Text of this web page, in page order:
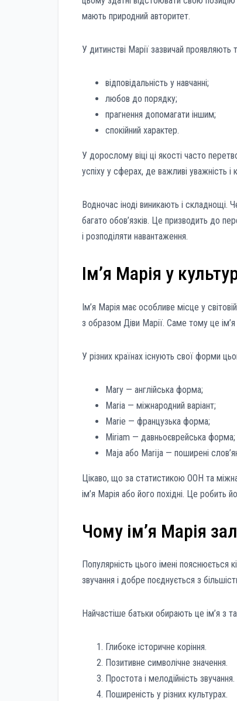
мають природний авторитет.
У дитинстві Марії зазвичай проявляють
відповідальність у навчанні;
любов до порядку;
прагнення допомагати іншим;
спокійний характер.
У дорослому віці ці якості часто
успіху у сферах, де важливі уважність і
Водночас іноді виникають і складнощі.
багато обов’язків. Це призводить до
і розподіляти навантаження.
Ім’я Марія у
Ім’я Марія має особливе місце у
з образом Діви Марії. Саме тому це
У різних країнах існують свої форми
Mary — англійська форма;
Maria — міжнародний варіант;
Marie — французька форма;
Miriam — давньоєврейська форма;
Maja або Marija — поширені
Цікаво, що за статистикою ООН та
ім’я Марія або його похідні. Це робить
Чому ім’я Марія
Популярність цього імені пояснюється
звучання і добре поєднується з
Найчастіше батьки обирають це ім’я з
Глибоке історичне коріння.
Позитивне символічне значення.
Простота і мелодійність звучання.
Поширеність у різних культурах.